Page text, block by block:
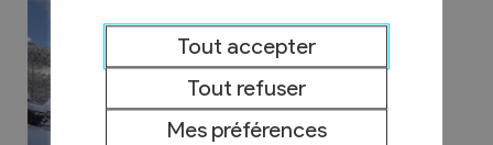
Tout accepter
Tout refuser
Mes préférences